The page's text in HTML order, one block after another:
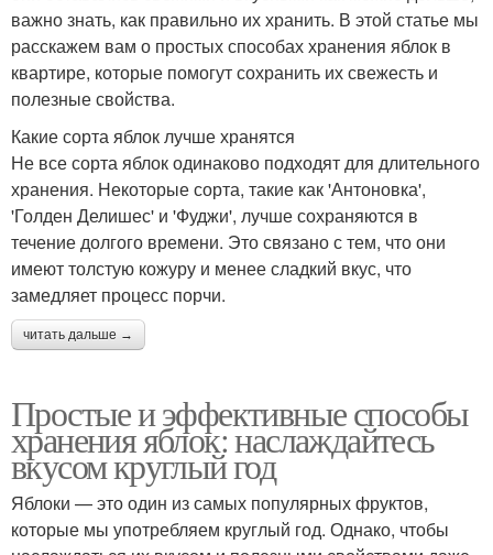
важно знать, как правильно их хранить. В этой статье мы
расскажем вам о простых способах хранения яблок в
квартире, которые помогут сохранить их свежесть и
полезные свойства.
Какие сорта яблок лучше хранятся
Не все сорта яблок одинаково подходят для длительного
хранения. Некоторые сорта, такие как 'Антоновка',
'Голден Делишес' и 'Фуджи', лучше сохраняются в
течение долгого времени. Это связано с тем, что они
имеют толстую кожуру и менее сладкий вкус, что
замедляет процесс порчи.
читать дальше →
Простые и эффективные способы
хранения яблок: наслаждайтесь
вкусом круглый год
Яблоки — это один из самых популярных фруктов,
которые мы употребляем круглый год. Однако, чтобы